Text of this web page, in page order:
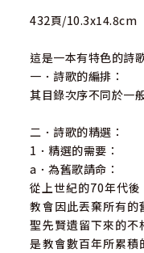
432頁/10.3x14.8cm
這是一本有特色的詩
一．詩歌的編排：
其目錄次序不同於一
二．詩歌的精選：
1．精選的需要：
a．為舊歌請命：
從上世紀的70年代
教會因此丟棄所有
聖先賢遺留下來的不
是教會數百年所累積